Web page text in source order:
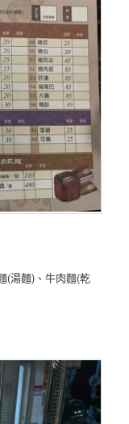
(湯麵)、牛肉麵(乾